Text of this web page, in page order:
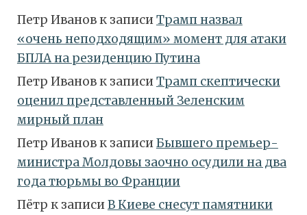
Петр Ивановк записиТрамп назвал
«очень неподходящим» момент для атаки
БПЛА на резиденцию Путина
Петр Ивановк записиТрамп скептически
оценил представленный Зеленским
мирный план
Петр Ивановк записиБывшего премьер-
министра Молдовы заочно осудили на два
года тюрьмы во Франции
Пётр к записиВ Киеве снесут памятники